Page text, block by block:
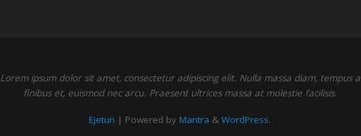
Lorem ipsum dolor sit amet, consectetur adipiscing elit. Nulla massa diam, tempus a
finibus et, euismod nec arcu. Praesent ultrices massa at molestie facilisis.
Ejetun | Powered by Mantra & WordPress.